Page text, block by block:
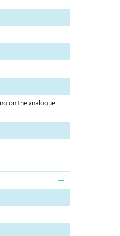
on the analogue